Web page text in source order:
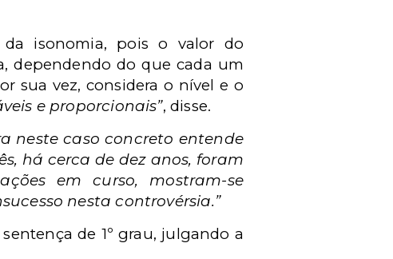
da isonomia, pois o valor do
dependendo do que cada um
sua vez, considera o nível e o
e proporcionais”, disse.
neste caso concreto entende
há cerca de dez anos, foram
em curso, mostram-se
nesta controvérsia.”
de 1º grau, julgando a